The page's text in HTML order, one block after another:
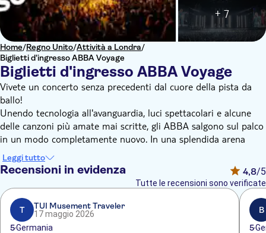
Home/Regno Unito/Attività a Londra/
Biglietti d'ingresso ABBA Voyage
Biglietti d'ingresso ABBA Voyage
+ 7
Vivete un concerto senza precedenti dal cuore della pista da
ballo!
Unendo tecnologia all'avanguardia, luci spettacolari e alcune
delle canzoni più amate mai scritte, gli ABBA salgono sul palco
in un modo completamente nuovo. In una splendida arena
appositamente costruita, uno dei gruppi più popolari della
storia appare come avatar digitale in un concerto innovativo
che deve essere visto per essere creduto.
La scaletta del concerto contiene ora alcune interessanti
aggiunte, tra cui The Name of the Game, Super Trouper,
Money, Money, Money e Take a Chance on Me.
Leggi tutto
Recensioni in evidenza 4,8/5
Tutte le recensioni sono verificate
T
TUI Musement Traveler
17 maggio 2026
5Germania
B
5